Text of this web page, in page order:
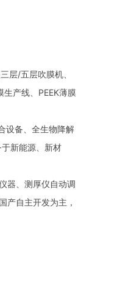
层/五层吹膜机、
产线、PEEK薄膜
设备、全生物降解
新能源、新材
器、测厚仪自动调
产自主开发为主，